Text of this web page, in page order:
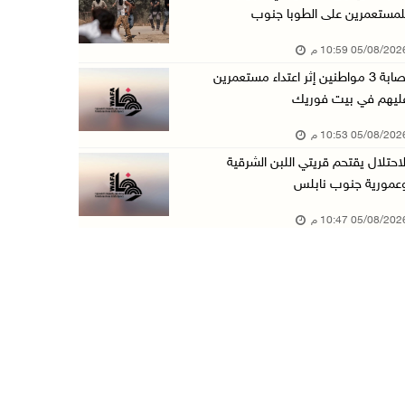
عبد السلام السيد يفوز بترشيح الديمقراطيين لمج ...
الهلال الأحمر: 8 إصابات إثر اعتداء الاحتلال ...
مخطط استعماري جديد في "جيلو" يهدد بعزل القدس ...
الاحتلال ينصب حاجزًا عسكريًا على مدخل بلدة دي ...
على الطوبا جنوب
08/2026 10:59 م
إصابة 3 مواطنين إثر اعتداء مستعمرين
في بيت فوريك
08/2026 10:53 م
يقتحم قريتي اللبن الشرقية
جنوب نابلس
08/2026 10:47 م